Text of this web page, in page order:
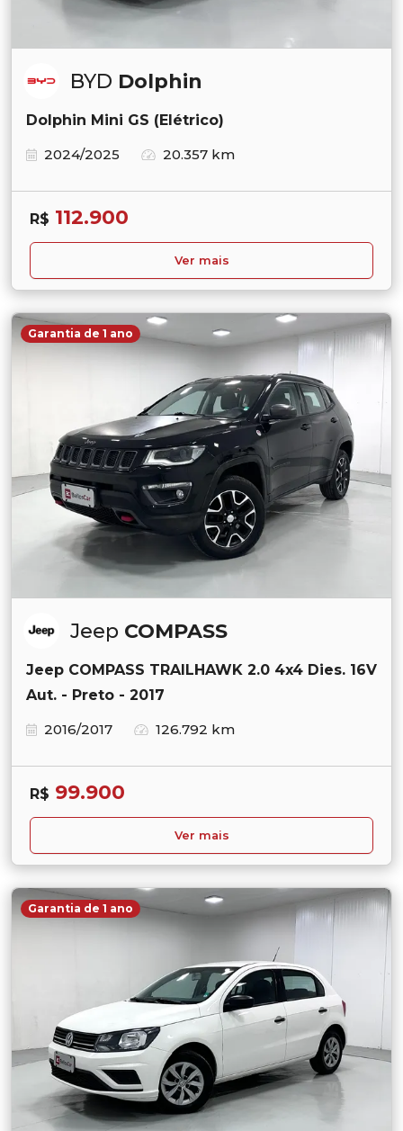
BYD Dolphin
Dolphin Mini GS (Elétrico)
2024/2025
20.357 km
R$ 112.900
Ver mais
Garantia de 1 ano
Jeep COMPASS
Jeep COMPASS TRAILHAWK 2.0 4x4 Dies. 16V
Aut. - Preto - 2017
2016/2017
126.792 km
R$ 99.900
Ver mais
Garantia de 1 ano